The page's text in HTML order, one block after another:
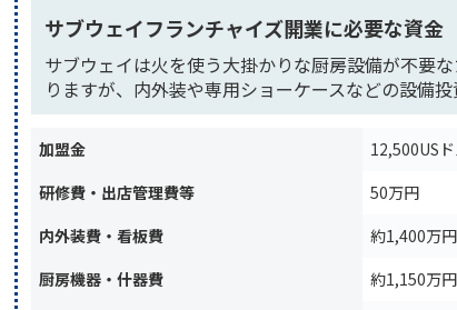
サブウェイフランチャイズ開業に必要な資金
サブウェイは火を使う大掛かりな厨房設備が不要
りますが、内外装や専用ショーケースなどの設備投
加盟金
12,500US
研修費・出店管理費等
50万円
内外装費・看板費
約1,400万
厨房機器・什器費
約1,150万